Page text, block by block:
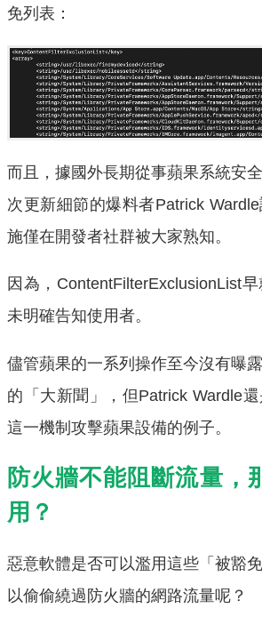
免列表：
而且，據國外長期從事蘋果系統安
次更新細節的爆料者Patrick
施僅在開發者社群被大家熟知。
因為，ContentFilterExclusionList
未明確告知使用者。
儘管蘋果的一系列操作至今沒有曝
的「大新聞」，但Patrick Wardle
這一機制攻擊蘋果設備的例子。
防火牆不能阻斷流量，
用？
惡意軟體是否可以濫用這些「被豁
以偷偷繞過防火牆的網路流量呢？